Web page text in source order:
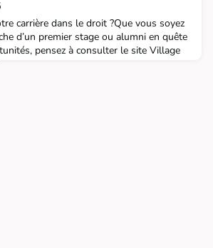
carrière dans le droit ?Que vous soyez
d’un premier stage ou alumni en quête
pensez à consulter le site Village
pour les offres d’emplois, de stages